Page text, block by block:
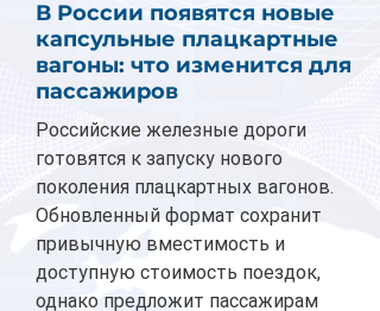
В России появятся новые
капсульные плацкартные
вагоны: что изменится для
пассажиров
Российские железные дороги
готовятся к запуску нового
поколения плацкартных вагонов.
Обновленный формат сохранит
привычную вместимость и
доступную стоимость поездок,
однако предложит пассажирам